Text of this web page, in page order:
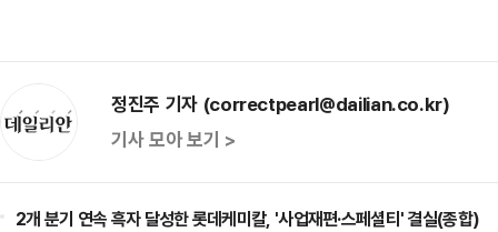
정진주 기자 (correctpearl@dailian.co.kr)
기사 모아 보기 >
2개 분기 연속 흑자 달성한 롯데케미칼, '사업재편·스페셜티' 결실(종합)